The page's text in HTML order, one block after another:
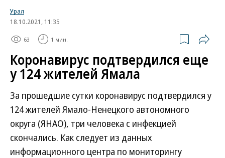
Урал
18.10.2021, 11:35
63 1 мин.
Коронавирус подтвердился еще
у 124 жителей Ямала
За прошедшие сутки коронавирус подтвердился у
124 жителей Ямало-Ненецкого автономного
округа (ЯНАО), три человека с инфекцией
скончались. Как следует из данных
информационного центра по мониторингу